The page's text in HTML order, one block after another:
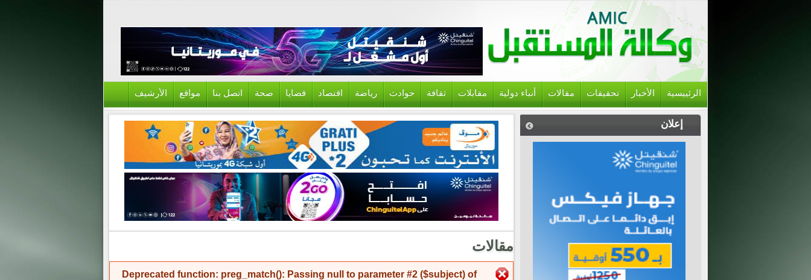
الرئييسية الأخبار تحقيقات مقالات أنباء دولية مقابلات ثقافة حوادث رياضة اقتصاد قضايا صحة اتصل بنا مواقع الأرشيف
إعلان
مقالات
رسالة الخطأ Deprecated function: preg_match(): Passing null to parameter #2 ($subject) of